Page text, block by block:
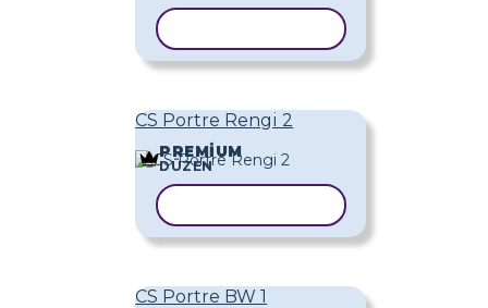
CS Portre Rengi 2
PREMIUM
DÜZEN
CS Portre BW 1